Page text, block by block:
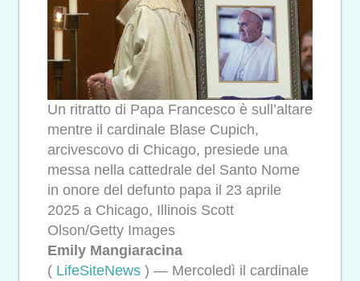
Un ritratto di Papa Francesco è sull’altare
mentre il cardinale Blase Cupich,
arcivescovo di Chicago, presiede una
messa nella cattedrale del Santo Nome
in onore del defunto papa il 23 aprile
2025 a Chicago, Illinois Scott
Olson/Getty Images
Emily Mangiaracina
( LifeSiteNews ) — Mercoledì il cardinale